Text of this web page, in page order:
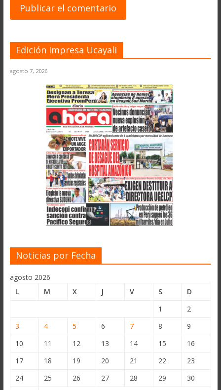
Edición Impresa Ucayali
agosto 7, 2026
Noticias por Fecha
agosto 2026
L
M X J V S
D
1
2
3
4 5 6 7 8
9
10
11 12 13 14 15
16
17
18 19 20 21 22
23
24
25 26 27 28 29
30